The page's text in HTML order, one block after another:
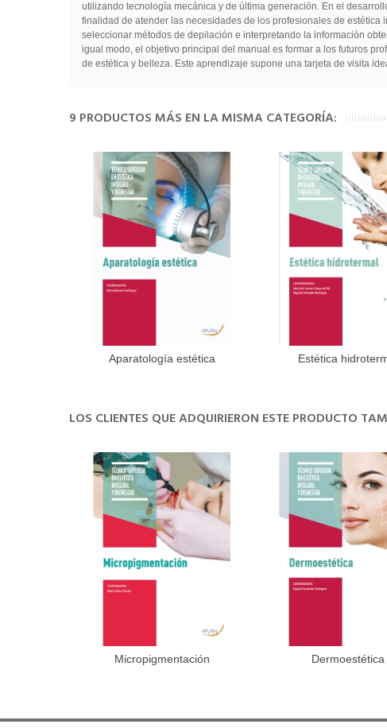
utilizando tecnología mecánica y de última generación. En el
finalidad de atender las necesidades de los profesionales de
seleccionar métodos de depilación e interpretando la información
igual modo, el objetivo principal del manual es formar a los futuros
de estética y belleza. Este aprendizaje supone una tarjeta de visita
9 PRODUCTOS MÁS EN LA MISMA CATEGORÍA:
Añadir al carrito
Aparatología estética Añadir al
Estética
LOS CLIENTES QUE ADQUIRIERON ESTE PRODUCTO
Añadir al carrito
Micropigmentación Añadir al carrito
Dermoestética